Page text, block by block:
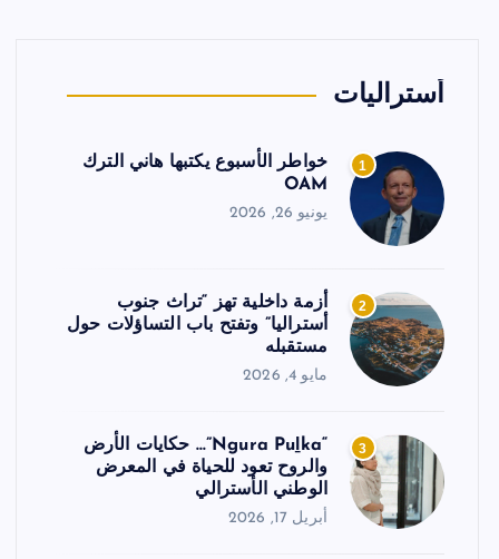
أستراليات
1
خواطر الأسبوع يكتبها هاني الترك
OAM
يونيو 26, 2026
2
أزمة داخلية تهز “تراث جنوب
أستراليا” وتفتح باب التساؤلات حول
مستقبله
مايو 4, 2026
3
“Ngura Puḻka”… حكايات الأرض
والروح تعود للحياة في المعرض
الوطني الأسترالي
أبريل 17, 2026